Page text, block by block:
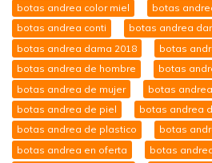
botas andrea color miel
botas
botas andrea conti
botas andrea
botas andrea dama 2018
botas
botas andrea de hombre
botas
botas andrea de mujer
botas
botas andrea de piel
botas andrea
botas andrea de plastico
botas
botas andrea en oferta
botas